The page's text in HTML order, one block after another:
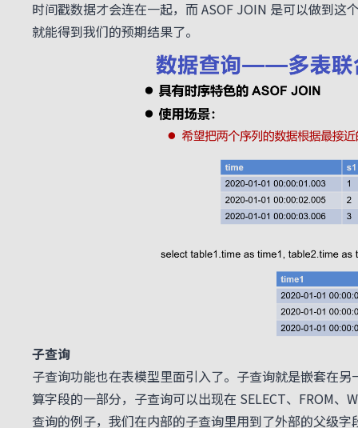
时间戳数据才会连在一起，而 ASOF JOIN 是可以做到
就能得到我们的预期结果了。
子查询
子查询功能也在表模型里面引入了。子查询就是嵌套在
算字段的一部分，子查询可以出现在 SELECT、FROM
查询的例子，我们在内部的子查询里用到了外部的父级字